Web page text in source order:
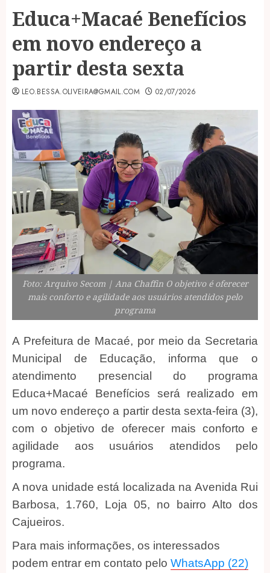
Educa+Macaé Benefícios
em novo endereço a
partir desta sexta
LEO.BESSA.OLIVEIRA@GMAIL.COM 02/07/2026
Foto: Arquivo Secom | Ana Chaffin O objetivo é oferecer
mais conforto e agilidade aos usuários atendidos pelo
programa
A Prefeitura de Macaé, por meio da Secretaria
Municipal de Educação, informa que o
atendimento presencial do programa
Educa+Macaé Benefícios será realizado em
um novo endereço a partir desta sexta-feira (3),
com o objetivo de oferecer mais conforto e
agilidade aos usuários atendidos pelo
programa.
A nova unidade está localizada na Avenida Rui
Barbosa, 1.760, Loja 05, no bairro Alto dos
Cajueiros.
Para mais informações, os interessados
podem entrar em contato pelo WhatsApp (22)